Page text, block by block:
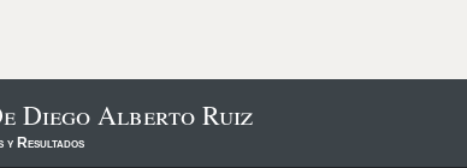
Diego Alberto Ruiz
y Resultados